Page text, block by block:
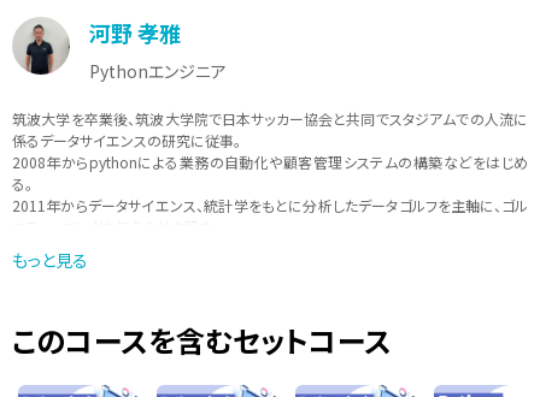
河野 孝雅
Pythonエンジニア
筑波大学を卒業後、筑波大学院で日本サッカー協会と共同でスタジアムでの人流に
係るデータサイエンスの研究に従事。
2008年からpythonによる業務の自動化や顧客管理システムの構築などをはじめ
る。
2011年からデータサイエンス、統計学をもとに分析したデータゴルフを主軸に、ゴル
データをもとにしたスポーツのティーチングを行いながら、現在は、pythonを中心
に、「実際に現場で使えるような学びを提供」をモットーに講師活動も行っている。
もっと見る
このコースを含むセットコース